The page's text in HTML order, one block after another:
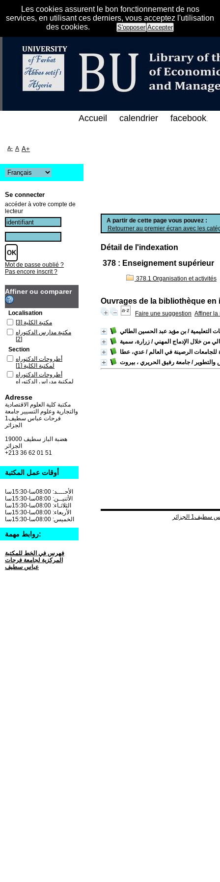
Les cookies assurent le bon fonctionnement de nos
services, en utilisant ces derniers, vous acceptez l'utilisation
des cookies.
S'opposer Accepter
الإلكتروني على الخط المباشر لمكتبة كلية
A partir de cette page vous pouvez :
Retourner au premier écran avec les
Détail de l'indexation
378 : Enseignement supérieur
378.1 Organisation et activités
Ouvrages de la bibliothèque en
Faire une suggestion Affiner la
التعليمية / بن مؤيد عبد الحسين الطائي
من خلال الإدماج المهني/ زرارة، سمية
الرصينة في العالم / عدي، عطا
/ جامعة رفيق الحريري ، بيروت
Accueil calendrier facebook.
A- A A+
Se connecter
accéder à votre compte de
lecteur
Mot de passe oublié ?
Pas encore inscrit ?
Affiner ou comparer
Localisation
مكتبة الكلية [3]
مكتبة مدارس الدكتوراه
[2]
Section
أطروحات الدكتوراه
لمكتبة الكلية [1]
أطروحات الدكتوراه
لمكتبة مدراس الدكتوراه
كتب باللغة العربية لمكتبة
الكلية[2]
كتب باللغة العربية لمكتبة
مدارس الدكتوراه[1]
Adresse
مكتبة كلية العلوم الاقتصادية
والتجارية وعلوم التسيير جامعة
فرحات عباس سطيف1
الجزائر
19000 هضبة الباز سطيف
+213 36 62 01 51
أوقات عمل المكتبة
الأحــــد: 08:00سا-15:30سا
الأثنيــن: 08:00سا-15:30سا
الثلاثـاء: 08:00سا-15:30سا
الأربعاء: 08:00سا-15:30سا
الخميس: 08:00سا-15:30سا
روابط مهمة:
فهرس في الخط للمكتبة
المركزية لجامعة فرحات
عباس سطيف